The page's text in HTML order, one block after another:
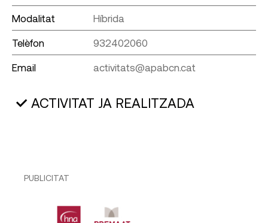
Modalitat Híbrida
Telèfon 932402060
Email activitats@apabcn.cat
ACTIVITAT JA REALITZADA
PUBLICITAT